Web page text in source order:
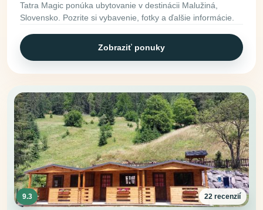
Tatra Magic ponúka ubytovanie v destinácii Malužiná,
Slovensko. Pozrite si vybavenie, fotky a ďalšie informácie.
Zobraziť ponuky
9.3 22 recenzií